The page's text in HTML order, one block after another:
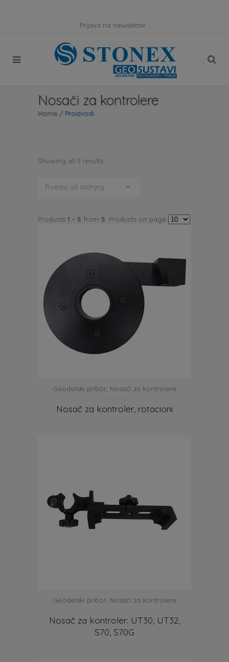
Prijava na newsletter
Nosači za kontrolere
Home / Proizvodi
Showing all 5 results
Poredaj od zadnjeg
Products 1 - 5 from 5 . Products on page
Geodetski pribor Nosači za kontrolere
Nosač za kontroler, rotacioni
Geodetski pribor Nosači za kontrolere
Nosač za kontroler: UT30, UT32,
S70, S70G